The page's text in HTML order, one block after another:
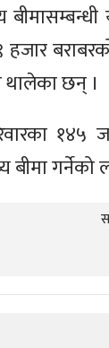
थालेका छन् ।
१४५
बीमा